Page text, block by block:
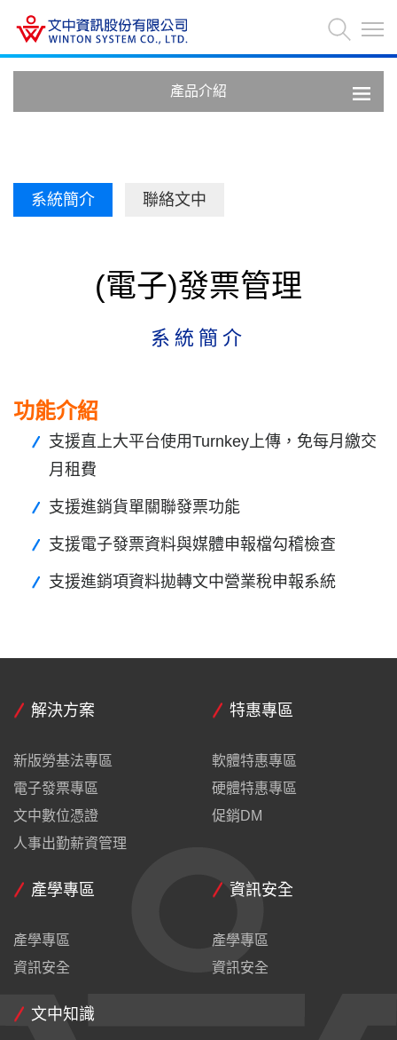
產品介紹
系統簡介 聯絡文中
(電子)發票管理
系統簡介
功能介紹
支援直上大平台使用Turnkey上傳，免每月繳交
月租費
支援進銷貨單關聯發票功能
支援電子發票資料與媒體申報檔勾稽檢查
支援進銷項資料拋轉文中營業稅申報系統
解決方案
新版勞基法專區
電子發票專區
文中數位憑證
人事出勤薪資管理
特惠專區
軟體特惠專區
硬體特惠專區
促銷DM
產學專區
產學專區
資訊安全
資訊安全
產學專區
資訊安全
文中知識